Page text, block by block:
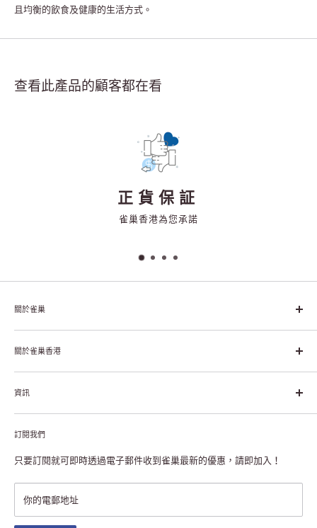
且均衡的飲食及健康的生活方式。
查看此產品的顧客都在看
正貨保証
雀巢香港為您承諾
關於雀巢
雀巢集團起源於1866年的瑞士，目前是全球領先的「營養、健康、
幸福生活」企業。雀巢的目標是「我們充分發掘食品的力量，提升
每個個體的生活品質，無論現在還是未來」。
關於雀巢香港
關於雀巢香港
雀巢香港創造共享價值
聯絡我們
私隱聲明
註冊NESCAFÉ® Dolce Gusto®咖啡機
資訊
付款及送貨
退貨或更換
常見問題
雀巢會員獎賞
澳門地區送貨
訂閱我們
只要訂閱就可即時透過電子郵件收到雀巢最新的優惠，請即加入！
你的電郵地址